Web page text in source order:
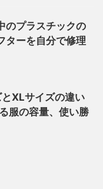
のプラスチックの
ターを自分で修理
XLサイズの違い
服の容量、使い勝